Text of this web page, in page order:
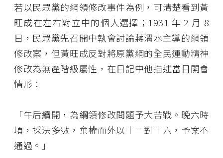
若以民眾黨的綱領修改事件為例，可清楚看到黃
旺成在左右對立中的個人選擇；1931 年 2 月 8
日，民眾黨先召開中執會討論蔣渭水主導的綱領
修改案，但黃旺成反對將原黨綱的全民運動精神
修改為無產階級屬性，在日記中他描述當日開會
情形：
「午后續開，為綱領修改問題予大苦戰。晚六時
頃，採決多數，棄權而外以十二對十六，予案不
通過。」